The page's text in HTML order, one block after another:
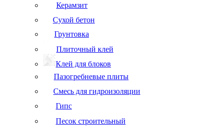
Керамзит
Сухой бетон
Грунтовка
Плиточный клей
Клей для блоков
Пазогребневые плиты
Смесь для гидроизоляции
Гипс
Песок строительный